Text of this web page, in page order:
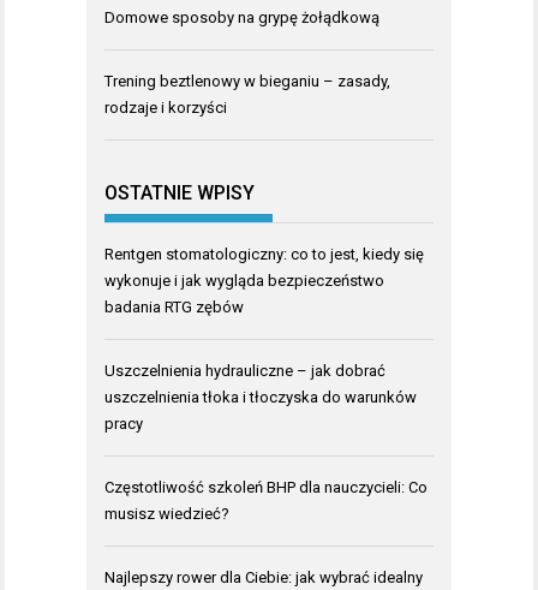
Domowe sposoby na grypę żołądkową
Trening beztlenowy w bieganiu – zasady,
rodzaje i korzyści
OSTATNIE WPISY
Rentgen stomatologiczny: co to jest, kiedy się
wykonuje i jak wygląda bezpieczeństwo
badania RTG zębów
Uszczelnienia hydrauliczne – jak dobrać
uszczelnienia tłoka i tłoczyska do warunków
pracy
Częstotliwość szkoleń BHP dla nauczycieli: Co
musisz wiedzieć?
Najlepszy rower dla Ciebie: jak wybrać idealny